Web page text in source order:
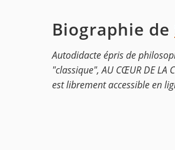
Biographie de
Autodidacte épris de
"classique", AU CŒUR DE
est librement accessible en